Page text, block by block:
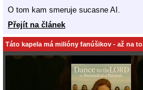
O tom kam smeruje sucasne AI.
Přejít na článek
Táto kapela má milióny fanúšikov - až na